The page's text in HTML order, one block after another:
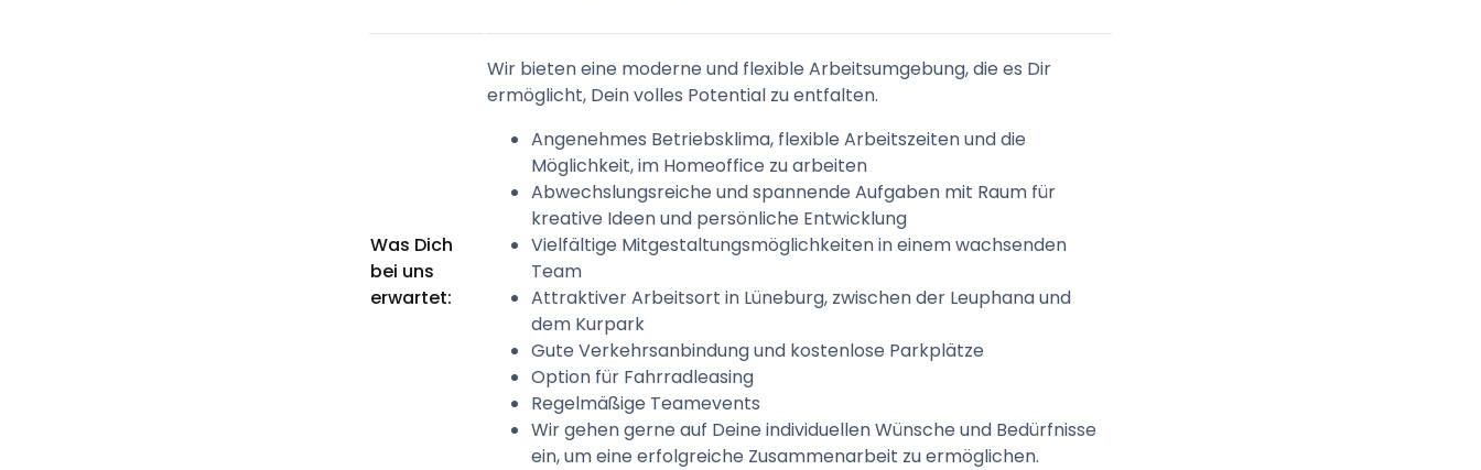
Was Dich
bei uns
erwartet:
Wir bieten eine moderne und flexible Arbeitsumgebung, die es Dir
ermöglicht, Dein volles Potential zu entfalten.
Angenehmes Betriebsklima, flexible Arbeitszeiten und die
Möglichkeit, im Homeoffice zu arbeiten
Abwechslungsreiche und spannende Aufgaben mit Raum für
kreative Ideen und persönliche Entwicklung
Vielfältige Mitgestaltungsmöglichkeiten in einem wachsenden
Team
Attraktiver Arbeitsort in Lüneburg, zwischen der Leuphana und
dem Kurpark
Gute Verkehrsanbindung und kostenlose Parkplätze
Option für Fahrradleasing
Regelmäßige Teamevents
Wir gehen gerne auf Deine individuellen Wünsche und Bedürfnisse
ein, um eine erfolgreiche Zusammenarbeit zu ermöglichen.